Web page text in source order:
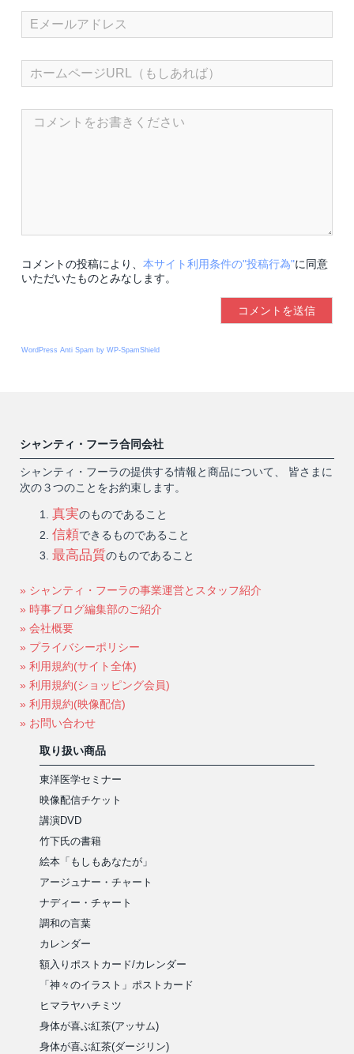
コメントの投稿により、 本サイト利用条件の"投稿行為"に同意
いただいたものとみなします。
WordPress Anti Spam by WP-SpamShield
シャンティ・フーラ合同会社
シャンティ・フーラの提供する情報と商品について、 皆さまに
次の３つのことをお約束します。
真実のものであること
信頼できるものであること
最高品質のものであること
» シャンティ・フーラの事業運営とスタッフ紹介
» 時事ブログ編集部のご紹介
» 会社概要
» プライバシーポリシー
» 利用規約(サイト全体)
» 利用規約(ショッピング会員)
» 利用規約(映像配信)
» お問い合わせ
取り扱い商品
東洋医学セミナー
映像配信チケット
講演DVD
竹下氏の書籍
絵本「もしもあなたが」
アージュナー・チャート
ナディー・チャート
調和の言葉
カレンダー
額入りポストカード/カレンダー
「神々のイラスト」ポストカード
ヒマラヤハチミツ
身体が喜ぶ紅茶(アッサム)
身体が喜ぶ紅茶(ダージリン)